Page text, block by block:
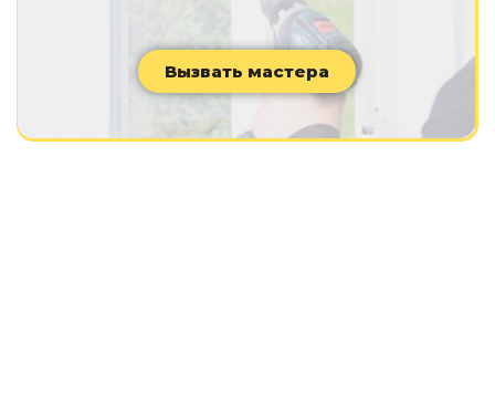
Вызвать мастера